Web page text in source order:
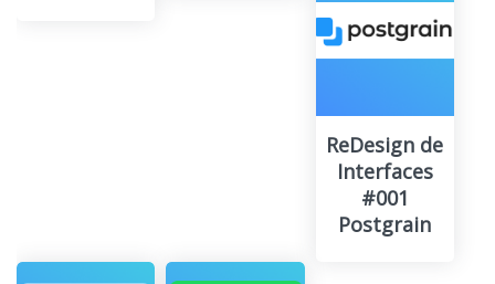
ReDesign de
Interfaces
#001
Postgrain